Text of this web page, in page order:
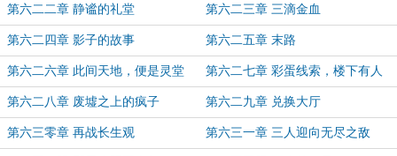
名？
第六二二章 静谧的礼堂 第六二三章 三滴金血
第六二四章 影子的故事 第六二五章 末路
第六二六章 此间天地，便是灵堂 第六二七章 彩蛋线索，楼下有人
第六二八章 废墟之上的疯子 第六二九章 兑换大厅
第六三零章 再战长生观 第六三一章 三人迎向无尽之敌